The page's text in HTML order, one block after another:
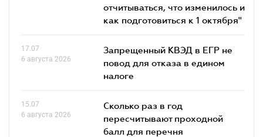
отчитываться, что изменилось и
как подготовиться к 1 октября"
17.07
6 августа 2026
Запрещенный КВЭД в ЕГР не
повод для отказа в едином
налоге
15.07
6 августа 2026
Сколько раз в год
пересчитывают проходной
балл для перечня